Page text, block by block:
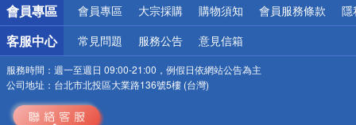
會員專區 會員專區 大宗採購 購物須知 會員服務條款 隱
客服中心 常見問題 服務公告 意見信箱
服務時間： 週一至週日 09:00-21:00，例假日依網站公告為主
公司地址： 台北市北投區大業路136號5樓 (台灣)